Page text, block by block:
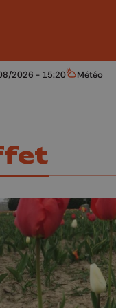
2026 - 15:20 Météo
Météo